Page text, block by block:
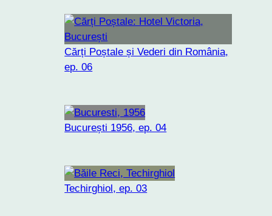
Cărți Poștale și Vederi din România,
ep. 06
București 1956, ep. 04
Techirghiol, ep. 03